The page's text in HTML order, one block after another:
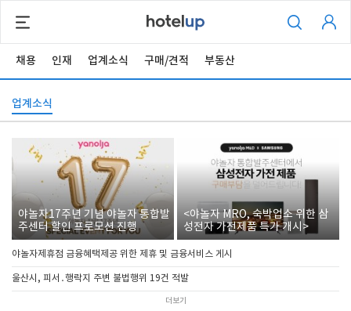
채용 인재 업계소식 구매/견적 부동산
업계소식
야놀자17주년 기념 야놀자 통합발
주센터 할인 프로모션 진행
<야놀자 MRO, 숙박업소 위한 삼
성전자 가전제품 특가 개시>
야놀자제휴점 금융혜택제공 위한 제휴 및 금융서비스 게시
울산시, 피서․행락지 주변 불법행위 19건 적발
더보기